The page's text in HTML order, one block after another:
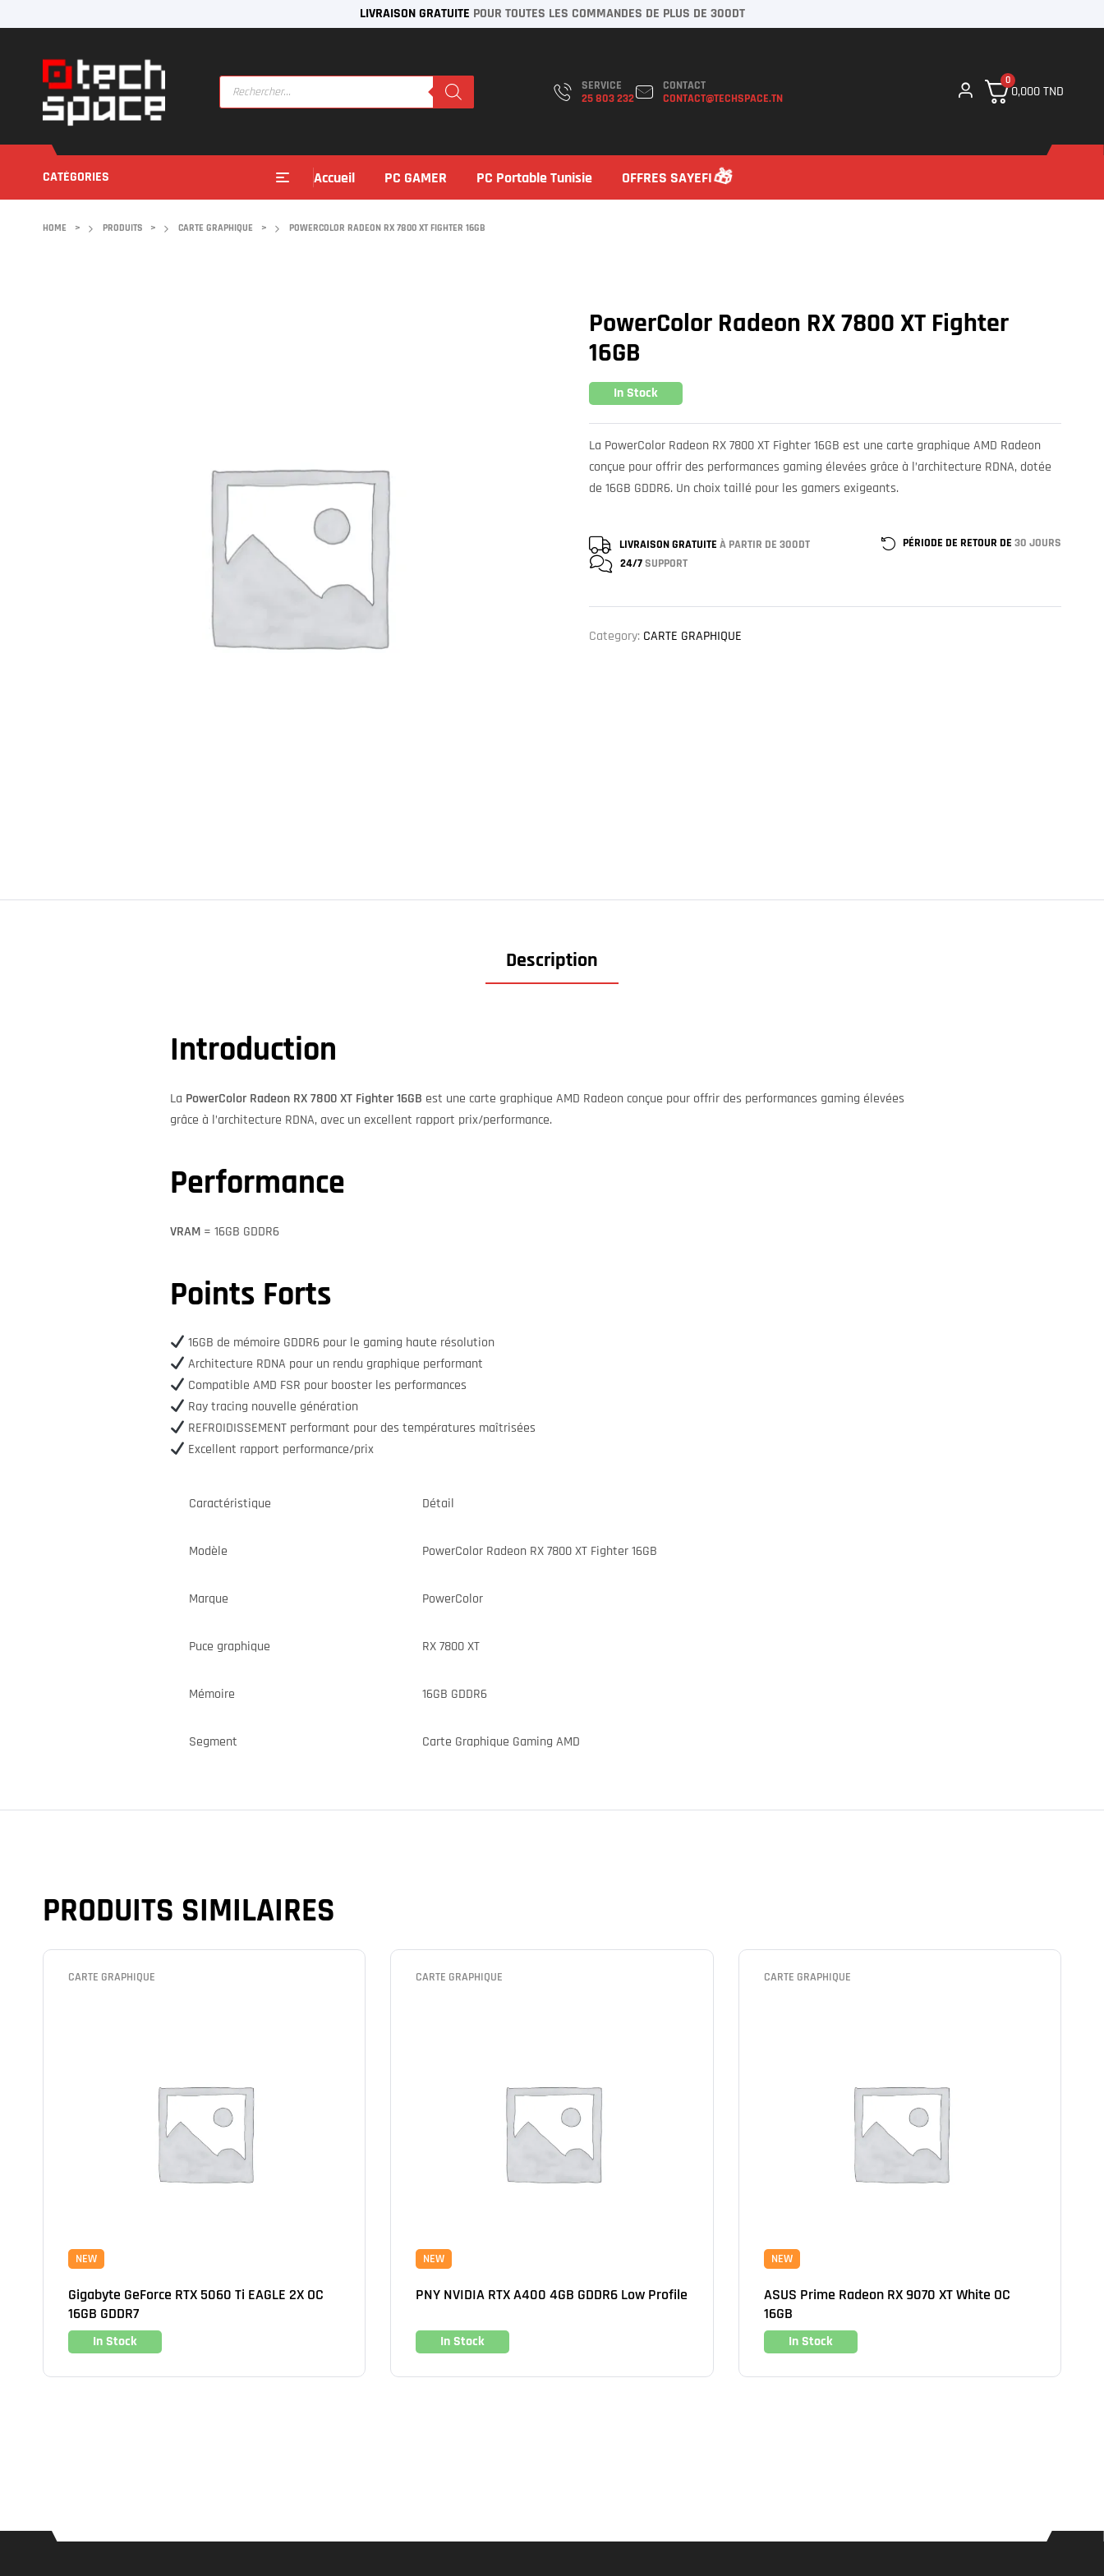
LIVRAISON GRATUITE POUR TOUTES LES COMMANDES DE PLUS DE 300DT
SERVICE
25 803 232
CONTACT
CONTACT@TECHSPACE.TN
0
0,000TND
CATÉGORIES Accueil PC GAMER PC Portable Tunisie OFFRES SAYEFI
HOME > PRODUITS > CARTE GRAPHIQUE > POWERCOLOR RADEON RX 7800 XT FIGHTER 16GB
PowerColor Radeon RX 7800 XT Fighter
16GB
In Stock
La PowerColor Radeon RX 7800 XT Fighter 16GB est une carte graphique AMD Radeon
conçue pour offrir des performances gaming élevées grâce à l’architecture RDNA, dotée
de 16GB GDDR6. Un choix taillé pour les gamers exigeants.
LIVRAISON GRATUITE À PARTIR DE 300DT PÉRIODE DE RETOUR DE 30 JOURS
24/7SUPPORT
Category: CARTE GRAPHIQUE
Description
Introduction
La PowerColor Radeon RX 7800 XT Fighter 16GB est une carte graphique AMD Radeon conçue pour offrir des performances gaming élevées
grâce à l’architecture RDNA, avec un excellent rapport prix/performance.
Performance
VRAM = 16GB GDDR6
Points Forts
16GB de mémoire GDDR6 pour le gaming haute résolution
Architecture RDNA pour un rendu graphique performant
Compatible AMD FSR pour booster les performances
Ray tracing nouvelle génération
REFROIDISSEMENT performant pour des températures maîtrisées
Excellent rapport performance/prix
Caractéristique Détail
Modèle PowerColor Radeon RX 7800 XT Fighter 16GB
Marque PowerColor
Puce graphique RX 7800 XT
Mémoire 16GB GDDR6
Segment Carte Graphique Gaming AMD
PRODUITS SIMILAIRES
CARTE GRAPHIQUE
NEW
Gigabyte GeForce RTX 5060 Ti EAGLE 2X OC
16GB GDDR7
In Stock
CARTE GRAPHIQUE
NEW
PNY NVIDIA RTX A400 4GB GDDR6 Low Profile
In Stock
CARTE GRAPHIQUE
NEW
ASUS Prime Radeon RX 9070 XT White OC
16GB
In Stock